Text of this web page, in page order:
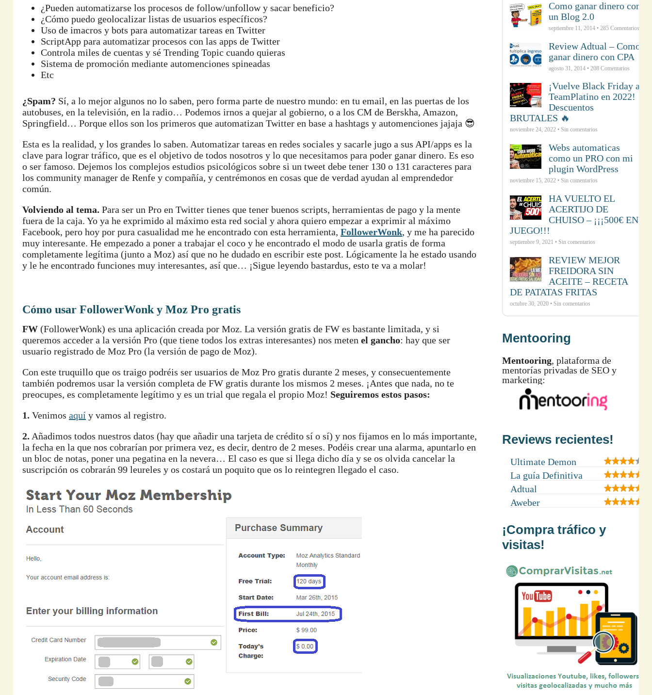
¿Pueden automatizarse los procesos de follow/unfollow y sacar beneficio?
¿Cómo puedo geolocalizar listas de usuarios específicos?
Uso de imacros y bots para automatizar tareas en Twitter
ScriptApp para automatizar procesos con las apps de Twitter
Controla miles de cuentas y sé Trending Topic cuando quieras
Sistema de promoción mediante automenciones spineadas
Etc
¿Spam? Sí, a lo mejor algunos no lo saben, pero forma parte de nuestro mundo: en tu email, en las puertas de los
autobuses, en la televisión, en la radio… Podemos irnos a quejar al gobierno, o a los CM de Berskha, Amazon,
Springfield… Porque ellos son los primeros que automatizan Twitter en base a hashtags y automenciones jajaja 😎
Esta es la realidad, y los grandes lo saben. Automatizar tareas en redes sociales y sacarle jugo a sus API/apps es la
clave para lograr tráfico, que es el objetivo de todos nosotros y lo que necesitamos para poder ganar dinero. Es eso
o ser famoso. Dejemos los complejos estudios psicológicos sobre si un tweet debe tener 130 o 131 caracteres para
los community manager de Renfe y compañía, y centrémonos en cosas que de verdad ayudan al emprendedor
común.
Volviendo al tema. Para ser un Pro en Twitter tienes que tener buenos scripts, herramientas de pago y la mente
fuera de la caja. Yo ya he exprimido al máximo esta red social y ahora quiero empezar a exprimir al máximo
Facebook, pero hoy por pura casualidad me he encontrado con esta herramienta, FollowerWonk, y me ha parecido
muy interesante. He empezado a poner a trabajar el coco y he encontrado el modo de usarla gratis de forma
completamente legítima (junto a Moz) así que no he dudado en escribir este post. Lógicamente la he estado usando
y le he encontrado funciones muy interesantes, así que… ¡Sigue leyendo bastardus, esto te va a molar!
Cómo usar FollowerWonk y Moz Pro gratis
FW (FollowerWonk) es una aplicación creada por Moz. La versión gratis de FW es bastante limitada, y si
queremos acceder a la versión Pro (que tiene todos los extras interesantes) nos meten el gancho: hay que ser
usuario registrado de Moz Pro (la versión de pago de Moz).
Con este truquillo que os traigo podréis ser usuarios de Moz Pro gratis durante 2 meses, y consecuentemente
también podremos usar la versión completa de FW gratis durante los mismos 2 meses. ¡Antes que nada, no te
preocupes, es completamente legítimo y es un trial que regala el propio Moz! Seguiremos estos pasos:
1. Venimos aquí y vamos al registro.
2. Añadimos todos nuestros datos (hay que añadir una tarjeta de crédito sí o sí) y nos fijamos en lo más importante,
la fecha en la que nos cobrarían por primera vez, es decir, dentro de 2 meses. Podéis crear una alarma, apuntarlo en
un bloc de notas, poner una pegatina en la nevera… El caso es que si llega dicho día y se os olvida cancelar la
suscripción os cobrarán 99 leureles y os costará un poquito que os lo reintegren llegado el caso.
Como ganar dinero con
un Blog 2.0
septiembre 11, 2014 • 285Comentarios
Review Adtual – Como
ganar dinero con CPA
agosto 31, 2014 • 208Comentarios
¡Vuelve Black Friday a
TeamPlatino en 2022!
Descuentos
BRUTALES 🔥
noviembre 24, 2022 • Sin comentarios
Webs automaticas
como un PRO con mi
plugin WordPress
noviembre 15, 2022 • Sin comentarios
HA VUELTO EL
ACERTIJO DE
CHUISO – ¡¡¡500€ EN
JUEGO!!!
septiembre 9, 2021 • Sin comentarios
REVIEW MEJOR
FREIDORA SIN
ACEITE – RECETA
DE PATATAS FRITAS
octubre 30, 2020 • Sin comentarios
Mentooring
Mentooring, plataforma de
mentorías privadas de SEO y
marketing:
Reviews recientes!
Ultimate Demon
La guía Definitiva
Adtual
Aweber
¡Compra tráfico y
visitas!